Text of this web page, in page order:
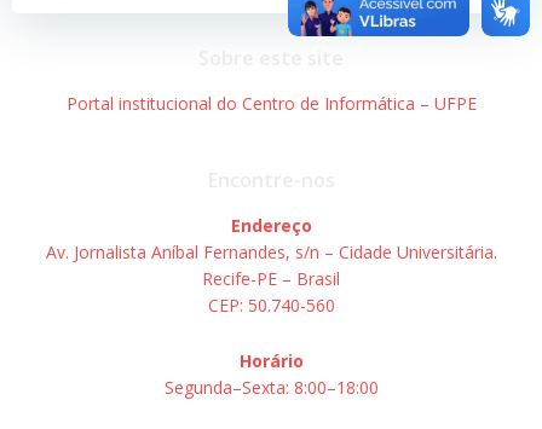
Portal institucional do Centro de Informática – UFPE
Endereço
Av. Jornalista Aníbal Fernandes, s/n – Cidade Universitária.
Recife-PE – Brasil
CEP: 50.740-560
Horário
Segunda–Sexta: 8:00–18:00